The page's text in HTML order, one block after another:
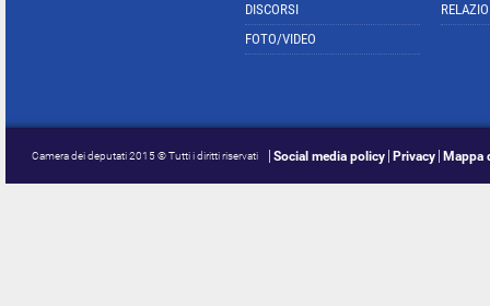
DISCORSI
FOTO/VIDEO
Camera dei deputati 2015 © Tutti i diritti riservati Social media policy Privacy Mappa